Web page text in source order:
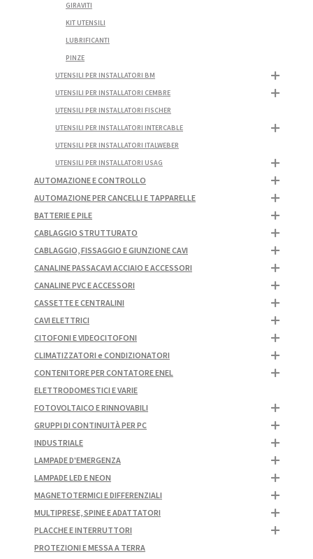
GIRAVITI
KIT UTENSILI
LUBRIFICANTI
PINZE
UTENSILI PER INSTALLATORI BM
UTENSILI PER INSTALLATORI CEMBRE
UTENSILI PER INSTALLATORI FISCHER
UTENSILI PER INSTALLATORI INTERCABLE
UTENSILI PER INSTALLATORI ITALWEBER
UTENSILI PER INSTALLATORI USAG
AUTOMAZIONE E CONTROLLO
AUTOMAZIONE PER CANCELLI E TAPPARELLE
BATTERIE E PILE
CABLAGGIO STRUTTURATO
CABLAGGIO, FISSAGGIO E GIUNZIONE CAVI
CANALINE PASSACAVI ACCIAIO E ACCESSORI
CANALINE PVC E ACCESSORI
CASSETTE E CENTRALINI
CAVI ELETTRICI
CITOFONI E VIDEOCITOFONI
CLIMATIZZATORI e CONDIZIONATORI
CONTENITORE PER CONTATORE ENEL
ELETTRODOMESTICI E VARIE
FOTOVOLTAICO E RINNOVABILI
GRUPPI DI CONTINUITÀ PER PC
INDUSTRIALE
LAMPADE D'EMERGENZA
LAMPADE LED E NEON
MAGNETOTERMICI E DIFFERENZIALI
MULTIPRESE, SPINE E ADATTATORI
PLACCHE E INTERRUTTORI
PROTEZIONI E MESSA A TERRA